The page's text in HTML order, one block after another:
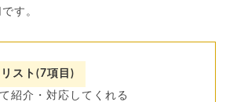
す。
スト(7項目)
紹介・対応してくれる